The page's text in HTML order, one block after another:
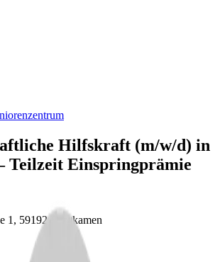
Hilfskraft (m/w/d) in
Teilzeit Einspringprämie
1, 59192 Bergkamen